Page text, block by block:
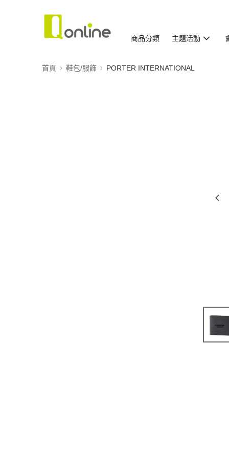
商品分類 主題活動
首頁 鞋包/服飾 PORTER INTERNATIONAL